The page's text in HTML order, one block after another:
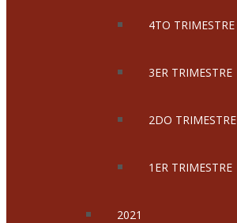
4TO TRIMESTRE
3ER TRIMESTRE
2DO TRIMESTRE
1ER TRIMESTRE
2021